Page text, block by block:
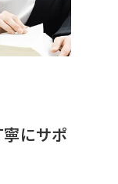
にサポ